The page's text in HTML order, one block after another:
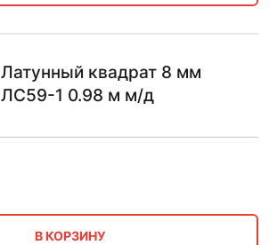
Латунный квадрат 8 мм
ЛС59-1 0.98 м м/д
В КОРЗИНУ